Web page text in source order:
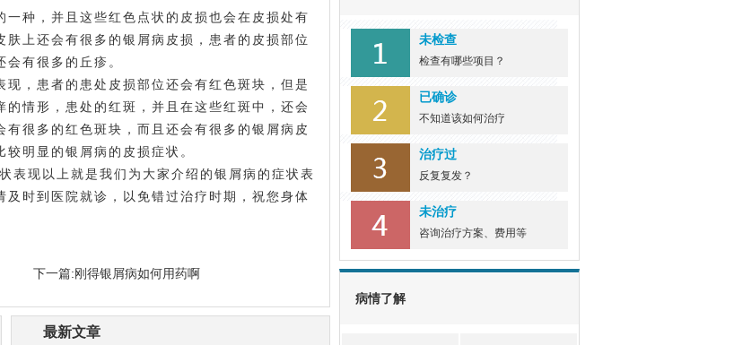
种，并且这些红色点状的皮损也会在皮损处有
上还会有很多的银屑病皮损，患者的皮损部位
有很多的丘疹。
，患者的患处皮损部位还会有红色斑块，但是
情形，患处的红斑，并且在这些红斑中，还会
很多的红色斑块，而且还会有很多的银屑病皮
明显的银屑病的皮损症状。
现以上就是我们为大家介绍的银屑病的症状表
时到医院就诊，以免错过治疗时期，祝您身体
下一篇:刚得银屑病如何用药啊
最新文章
未检查
检查有哪些项目？
已确诊
不知道该如何治疗
治疗过
反复复发？
未治疗
咨询治疗方案、费用等
病情了解